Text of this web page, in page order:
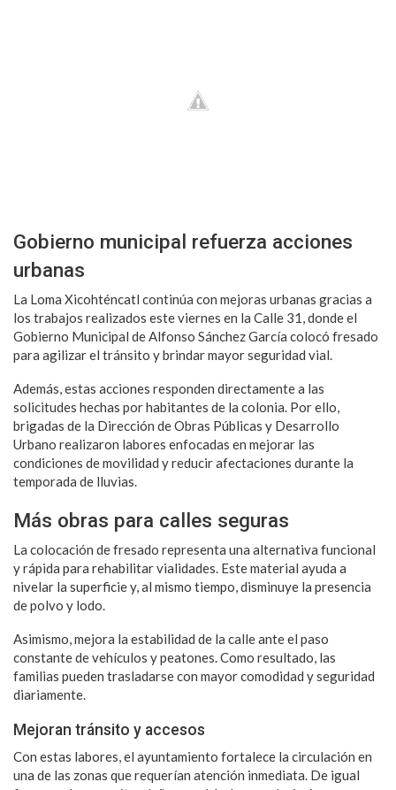
Gobierno municipal refuerza acciones
urbanas
La Loma Xicohténcatl continúa con mejoras urbanas gracias a
los trabajos realizados este viernes en la Calle 31, donde el
Gobierno Municipal de Alfonso Sánchez García colocó fresado
para agilizar el tránsito y brindar mayor seguridad vial.
Además, estas acciones responden directamente a las
solicitudes hechas por habitantes de la colonia. Por ello,
brigadas de la Dirección de Obras Públicas y Desarrollo
Urbano realizaron labores enfocadas en mejorar las
condiciones de movilidad y reducir afectaciones durante la
temporada de lluvias.
Más obras para calles seguras
La colocación de fresado representa una alternativa funcional
y rápida para rehabilitar vialidades. Este material ayuda a
nivelar la superficie y, al mismo tiempo, disminuye la presencia
de polvo y lodo.
Asimismo, mejora la estabilidad de la calle ante el paso
constante de vehículos y peatones. Como resultado, las
familias pueden trasladarse con mayor comodidad y seguridad
diariamente.
Mejoran tránsito y accesos
Con estas labores, el ayuntamiento fortalece la circulación en
una de las zonas que requerían atención inmediata. De igual